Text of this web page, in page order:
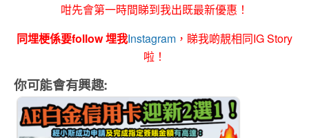
咁先會第一時間睇到我出既最新優惠！
同埋梗係要follow 埋我Instagram ，睇我啲靚相同IG Story
啦！
你可能會有興趣: